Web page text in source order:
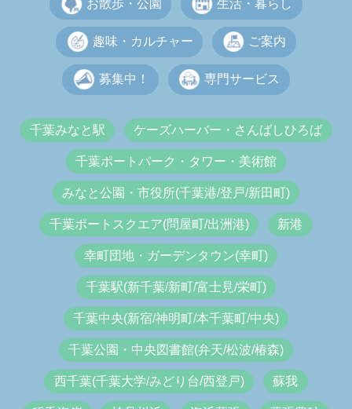
お散歩・公園 生活・暮らし
趣味・カルチャー ご案内
募集中！ 専門サービス
千葉みなと駅 ケーズハーバー・さんばしひろば
千葉ポートパーク・タワー・美術館
みなと公園・市役所(千葉港/登戸/新田町)
千葉ポートスクエア(問屋町/出洲港) 新港
幸町団地・ガーデンタウン(幸町)
千葉駅(新千葉/新町/富士見/栄町)
千葉中央(新宿/神明町/本千葉町/中央)
千葉公園・中央図書館(弁天/松波/椿森)
西千葉(千葉大学/みどり台/西登戸) 蘇我